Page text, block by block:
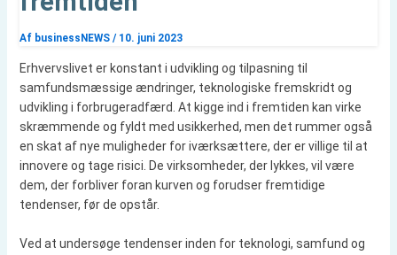
Af businessNEWS / 10. juni 2023
Erhvervslivet er konstant i udvikling og tilpasning til
samfundsmæssige ændringer, teknologiske fremskridt og
udvikling i forbrugeradfærd. At kigge ind i fremtiden kan virke
skræmmende og fyldt med usikkerhed, men det rummer også
en skat af nye muligheder for iværksættere, der er villige til at
innovere og tage risici. De virksomheder, der lykkes, vil være
dem, der forbliver foran kurven og forudser fremtidige
tendenser, før de opstår.
Ved at undersøge tendenser inden for teknologi, samfund og